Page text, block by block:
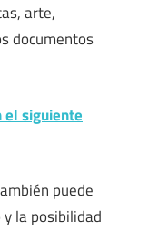
arte,
documentos
el siguiente
puede
la posibilidad